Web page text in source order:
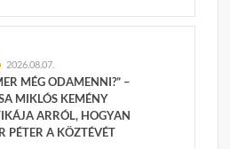
2026.08.07.
MÉG ODAMENNI?” –
MIKLÓS KEMÉNY
ARRÓL, HOGYAN
PÉTER A KÖZTÉVÉT